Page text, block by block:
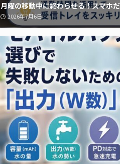
月曜の移動中に終わらせる！スマホ
2026年7月6日